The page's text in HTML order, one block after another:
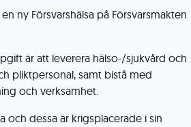
ny Försvarshälsa på Försvarsmakten
är att leverera hälso-/sjukvård och
pliktpersonal, samt bistå med
och verksamhet.
och dessa är krigsplacerade i sin